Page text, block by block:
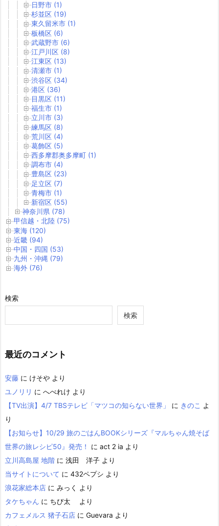
日野市 (1)
杉並区 (19)
東久留米市 (1)
板橋区 (6)
武蔵野市 (6)
江戸川区 (8)
江東区 (13)
清瀬市 (1)
渋谷区 (34)
港区 (36)
目黒区 (11)
福生市 (1)
立川市 (3)
練馬区 (8)
荒川区 (4)
葛飾区 (5)
西多摩郡奥多摩町 (1)
調布市 (4)
豊島区 (23)
足立区 (7)
青梅市 (1)
新宿区 (55)
神奈川県 (78)
甲信越・北陸 (75)
東海 (120)
近畿 (94)
中国・四国 (53)
九州・沖縄 (79)
海外 (76)
検索
検索
最近のコメント
安藤 に けそや より
ユノリリ に へべれけ より
【TV出演】4/7 TBSテレビ「マツコの知らない世界」
に きのこ よ
り
【お知らせ】10/29 旅のごはんBOOKシリーズ『マルちゃん焼そば
世界の旅レシピ50』発売！
に act 2 ia より
立川高島屋 地階 に 浅田 洋子 より
当サイトについて に 432ペプシ より
浪花家総本店 に みっく
より
タケちゃん に ちび太
より
カフェメルス 猪子石店 に Guevara より